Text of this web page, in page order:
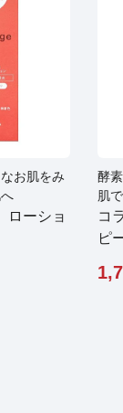
お肌をみ
ーショ
酵
肌
コ
ピ